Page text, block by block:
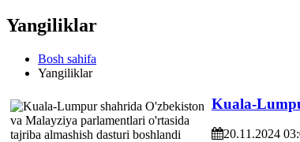
Yangiliklar
Bosh sahifa
Yangiliklar
Kuala-
20.11.2024